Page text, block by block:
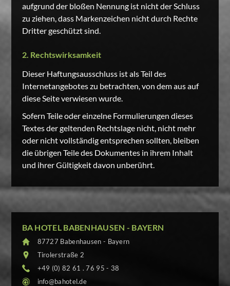
aufgrund der bloßen Nennung ist nicht der Schluss
zu ziehen, dass Markenzeichen nicht durch Rechte
Dritter geschützt sind.
2. Rechtswirksamkeit
Dieser Haftungsausschluss ist als Teil des
Internetangebotes zu betrachten, von dem aus auf
diese Seite verwiesen wurde.
Sofern Teile oder einzelne Formulierungen dieses
Textes der geltenden Rechtslage nicht, nicht mehr
oder nicht vollständig entsprechen sollten, bleiben
die übrigen Teile des Dokumentes in ihrem Inhalt
und ihrer Gültigkeit davon unberührt.
BA HOTEL BABENHAUSEN - BAYERN
87727 Babenhausen - Bayern
Tirolerstraße 2
+49 (0) 82 61 . 76 95 - 38
info@bahotel.de